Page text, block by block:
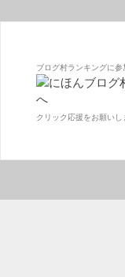
ブログ村ランキングに参
クリック応援をお願いし